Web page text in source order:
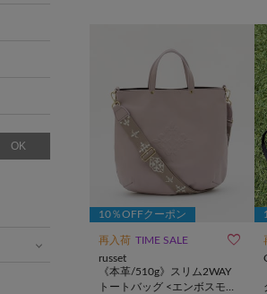
10％OFFクーポン
再入荷 TIME SALE 
russet
《本革/510g》スリム2WAY
トートバッグ <エンボスモノ
OK